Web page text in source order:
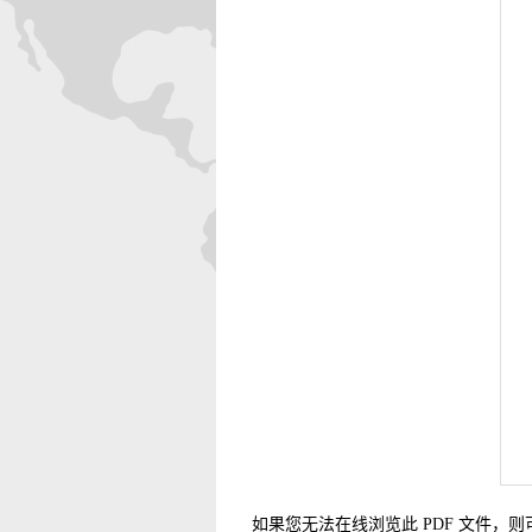
如果您无法在线浏览此 PDF 文件，则